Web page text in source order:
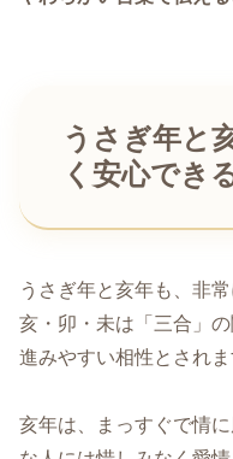
うさぎ年と
く安心でき
うさぎ年と亥年も、非
亥・卯・未は「三合」
進みやすい相性とされま
亥年は、まっすぐで情